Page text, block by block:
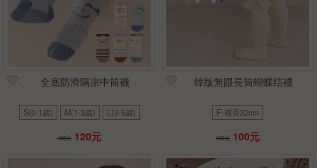
全底防滑隔凉中筒襪
S(0-1歲) M(1-3歲) L(3-5歲)
180元 120元
韓版無跟長筒蝴蝶结襪
F-襪長32cm
160元 100元